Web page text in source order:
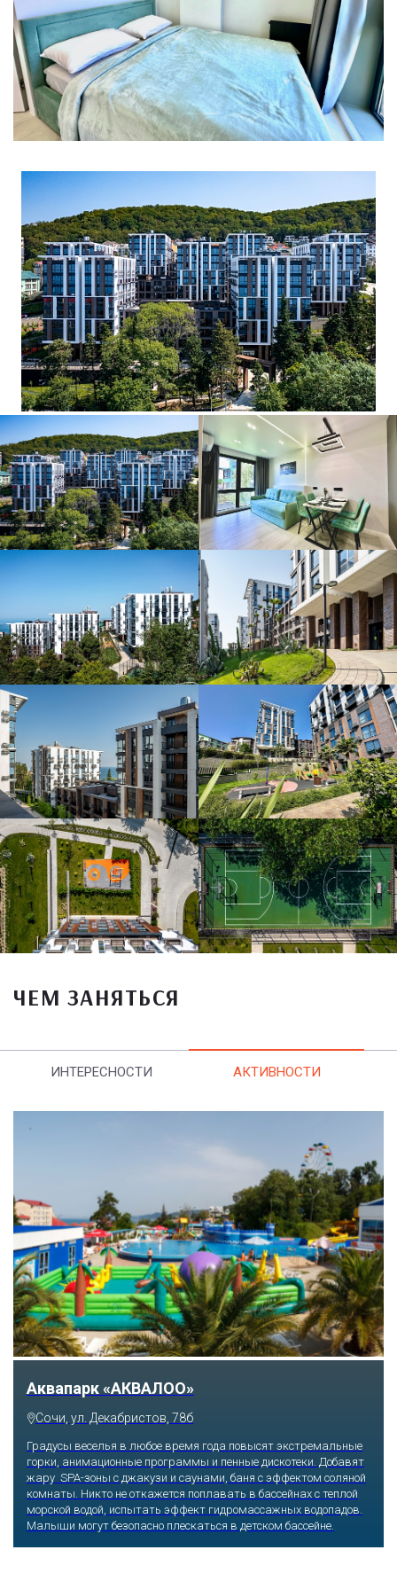
ЧЕМ ЗАНЯТЬСЯ
ИНТЕРЕСНОСТИ АКТИВНОСТИ
Аквапарк «АКВАЛОО»
Сочи, ул. Декабристов, 78б
Градусы веселья в любое время года повысят экстремальные
горки, анимационные программы и пенные дискотеки. Добавят
жару SPA-зоны с джакузи и саунами, баня с эффектом соляной
комнаты. Никто не откажется поплавать в бассейнах с теплой
морской водой, испытать эффект гидромассажных водопадов.
Малыши могут безопасно плескаться в детском бассейне.